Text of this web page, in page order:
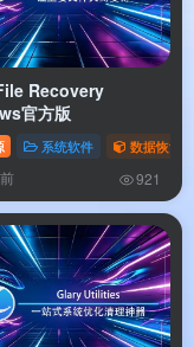
Recovery
官方版
系统软件 数据恢复
921